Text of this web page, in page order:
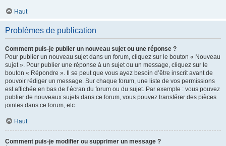
Haut
Problèmes de publication
Comment puis-je publier un nouveau sujet ou une réponse ?
Pour publier un nouveau sujet dans un forum, cliquez sur le bouton « Nouveau
sujet ». Pour publier une réponse à un sujet ou un message, cliquez sur le
bouton « Répondre ». Il se peut que vous ayez besoin d’être inscrit avant de
pouvoir rédiger un message. Sur chaque forum, une liste de vos permissions
est affichée en bas de l’écran du forum ou du sujet. Par exemple : vous pouvez
publier de nouveaux sujets dans ce forum, vous pouvez transférer des pièces
jointes dans ce forum, etc.
Haut
Comment puis-je modifier ou supprimer un message ?